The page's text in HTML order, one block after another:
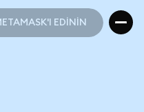
EDİNİN